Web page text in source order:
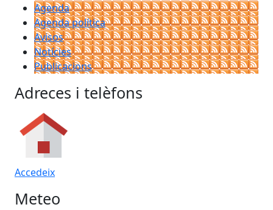
Agenda
Agenda política
Avisos
Notícies
Publicacions
Adreces i telèfons
Accedeix
Meteo